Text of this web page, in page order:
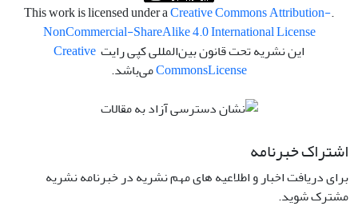
.This work is licensed under a
Creative Commons Attribution-
NonCommercial-ShareAlike 4.0 International License
این نشریه تحت قانون بین‌المللی کپی رایت Creative
CommonsLicense می‌باشد.
اشتراک خبرنامه
برای دریافت اخبار و اطلاعیه های مهم نشریه در خبرنامه نشریه
مشترک شوید.